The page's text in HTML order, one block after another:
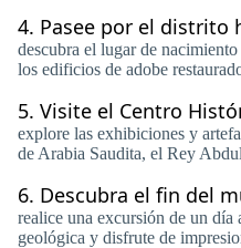
4. Pasee por el distrito
descubra el lugar de
los edificios de adobe
5. Visite el Centro
explore las exhibiciones y
de Arabia Saudita, el Rey
6. Descubra el fin del
realice una excursión de un día
geológica y disfrute de